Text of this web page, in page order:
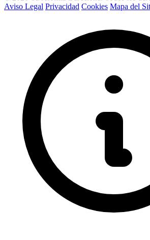
Aviso Legal Privacidad Cookies Mapa del